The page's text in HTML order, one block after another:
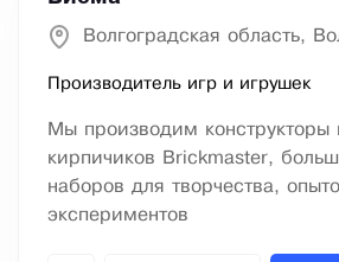
Волгоградская область,
Производитель игр и игрушек
Мы производим конструкторы
кирпичиков Brickmaster,
наборов для творчества,
экспериментов